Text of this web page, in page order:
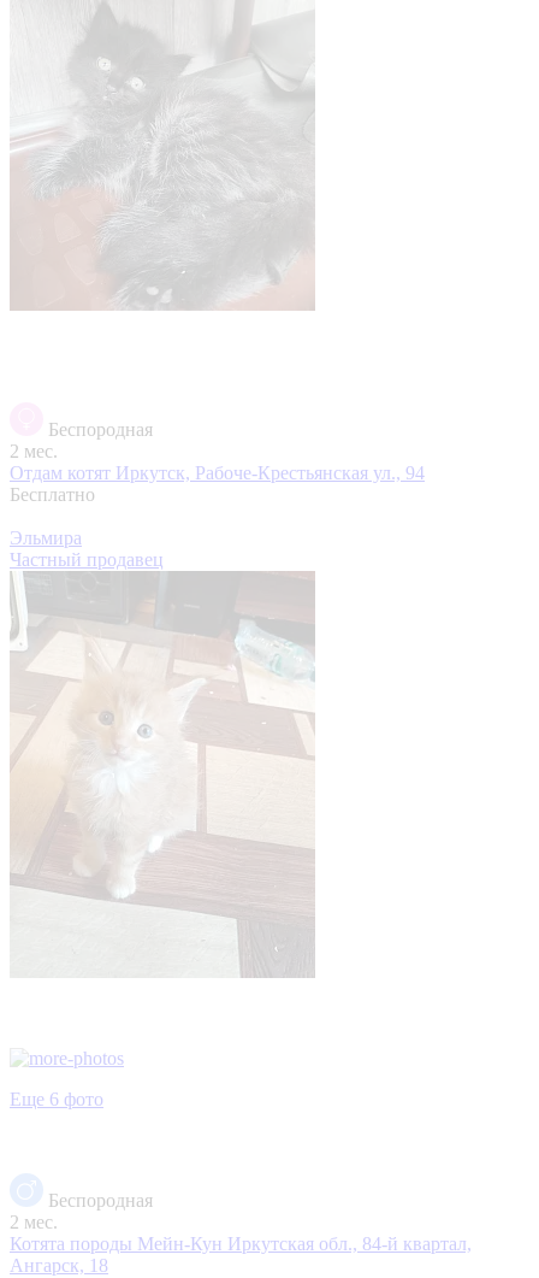
Беспородная
2 мес.
Отдам котят Иркутск, Рабоче-Крестьянская ул., 94
Бесплатно
Эльмира
Частный продавец
Еще 6 фото
Беспородная
2 мес.
Котята породы Мейн-Кун Иркутская обл., 84-й квартал,
Ангарск, 18